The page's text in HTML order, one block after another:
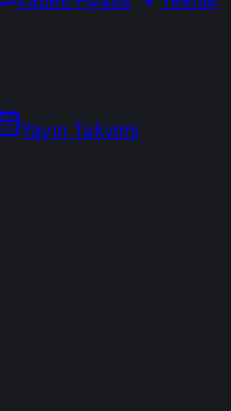
Yayın Takvimi